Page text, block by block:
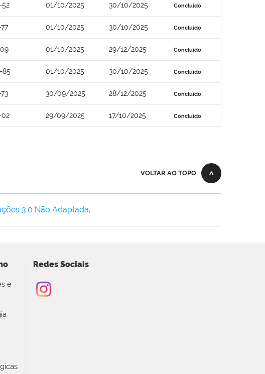
52 01/10/2025 30/10/2025 Concluído
01/10/2025 30/10/2025 Concluído
01/10/2025 29/12/2025 Concluído
85 01/10/2025 30/10/2025 Concluído
30/09/2025 28/12/2025 Concluído
02 29/09/2025 17/10/2025 Concluído
VOLTAR AO TOPO
3.0 Não Adaptada.
e
Redes Sociais